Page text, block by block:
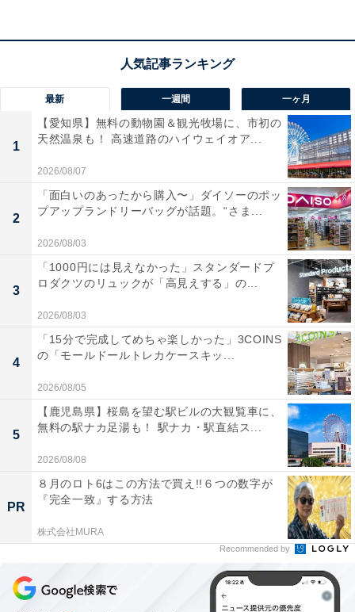
所在地：栃木県日光市中宮祠2478
温泉行き」にて乗車後「船の駅中禅寺」にて降車、徒歩
約1分
料金
大人1名（参考価格）：19,000円
※料金は公式Webサイト参考価格
※プラン・部屋により価格は変動します
チェックイン・チェックアウト
チェックイン：ホテルまでお問合せください
チェックアウト：ホテルまでお問合せください
※プランにより時間が異なる可能性があります
あわせて読みたい
【栃木県の人気ホテル】「中禅寺温泉 旅籠な
ごみ」が選ばれる理由
最新 一週間 一ヶ月
1
【愛知県】無料の動物園＆観光牧場に、市初の
天然温泉も！ 高速道路のハイウェイオア...
2026/08/07
2
「面白いのあったから購入〜」ダイソーのポッ
プアップランドリーバッグが話題。“さま...
2026/08/03
3
「1000円には見えなかった」スタンダードプ
ロダクツのリュックが「高見えする」の...
2026/08/03
4
「15分で完成してめちゃ楽しかった」3COINS
の「モールドールトレカケースキッ...
2026/08/05
5
【鹿児島県】桜島を望む駅ビルの大観覧車に、
無料の駅ナカ足湯も！ 駅ナカ・駅直結ス...
2026/08/08
PR
８月のロト6はこの方法で買え!!６つの数字が
『完全一致』する方法
株式会社MURA
Recommended by